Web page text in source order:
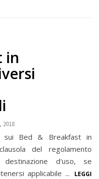
in
2018
sui Bed & Breakfast in
del regolamento
d'uso, se
applicabile ...
LEGGI